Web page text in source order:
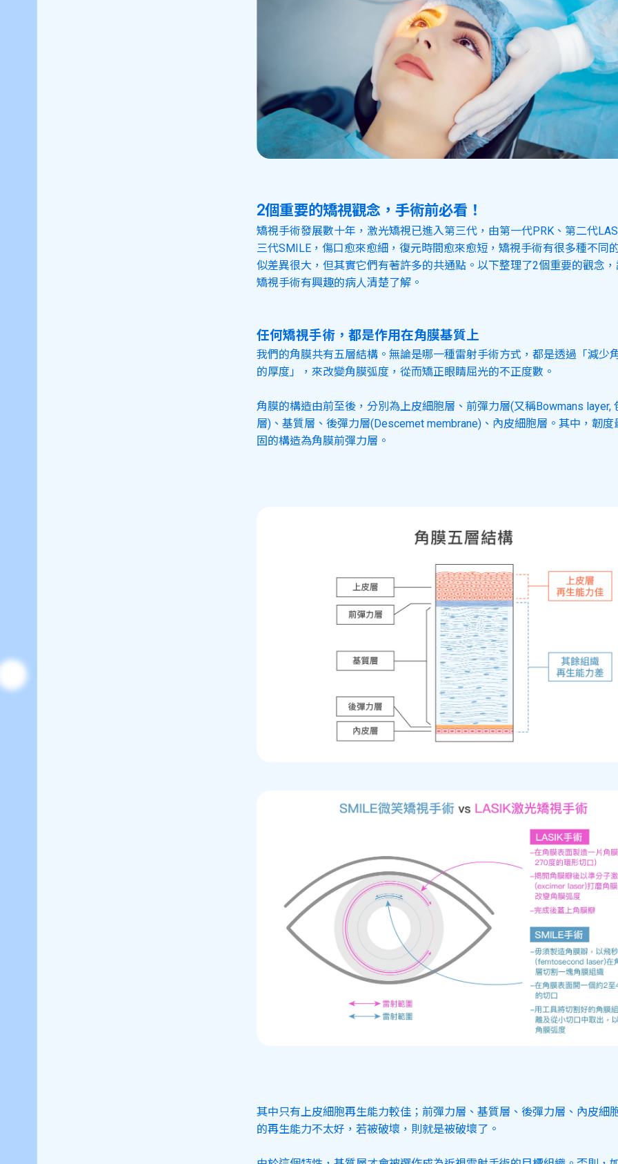
2個重要的矯視觀念，手術前必看！
矯視手術發展數十年，激光矯視已進入第三代，由第一代PRK、第二代
三代SMILE，傷口愈來愈細，復元時間愈來愈短，矯視手術有很多種不同
似差異很大，但其實它們有著許多的共通點。以下整理了2個重要的觀念
矯視手術有興趣的病人清楚了解。
任何矯視手術，都是作用在角膜基質上
我們的角膜共有五層結構。無論是哪一種雷射手術方式，都是透過「減少
的厚度」，來改變角膜弧度，從而矯正眼睛屈光的不正度數。
角膜的構造由前至後，分別為上皮細胞層、前彈力層(又稱Bowmans layer,
層)、基質層、後彈力層(Descemet membrane)、內皮細胞層。其中，韌度
固的構造為角膜前彈力層。
其中只有上皮細胞再生能力較佳；前彈力層、基質層、後彈力層、內皮細
的再生能力不太好，若被破壞，則就是被破壞了。